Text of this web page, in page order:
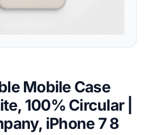
Mobile Case
100% Circular |
iPhone 7 8